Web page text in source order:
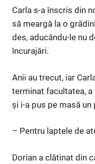
Carla s-a înscris din
să meargă la o
des, aducându-le nu
încurajări.
Anii au trecut, iar
terminat facultatea, a
și i-a pus pe masă un
– Pentru laptele de
Dorian a clătinat din